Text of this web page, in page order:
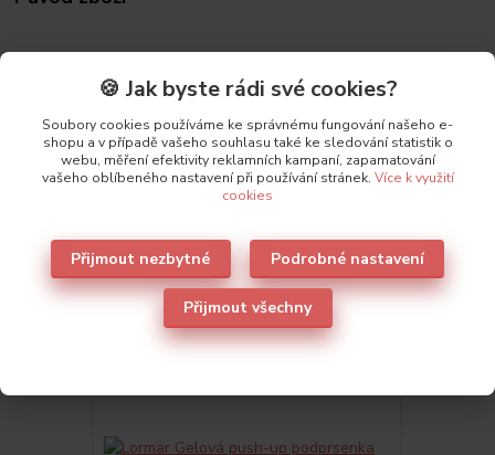
Výrobce Lormar
Také doporučujeme 1
🍪 Jak byste rádi své cookies?
Soubory cookies používáme ke správnému fungování našeho e-
shopu a v případě vašeho souhlasu také ke sledování statistik o
webu, měření efektivity reklamních kampaní, zapamatování
vašeho oblíbeného nastavení při používání stránek. Více k využití
cookies
Přijmout nezbytné Podrobné nastavení
Přijmout všechny